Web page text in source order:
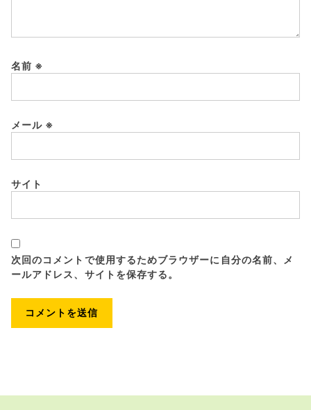
名前 ※
メール ※
サイト
次回のコメントで使用するためブラウザーに自分の名前、メ
ールアドレス、サイトを保存する。